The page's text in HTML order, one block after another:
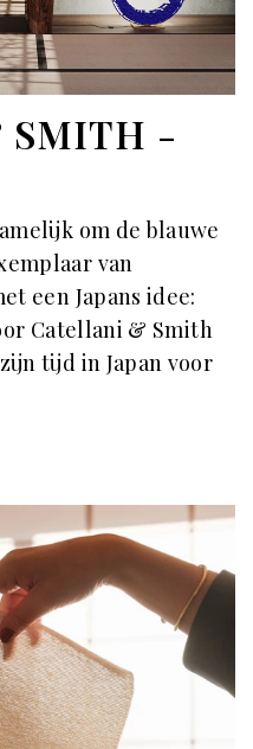
SMITH -
om de blauwe
van
een Japans idee:
Catellani & Smith
tijd in Japan voor